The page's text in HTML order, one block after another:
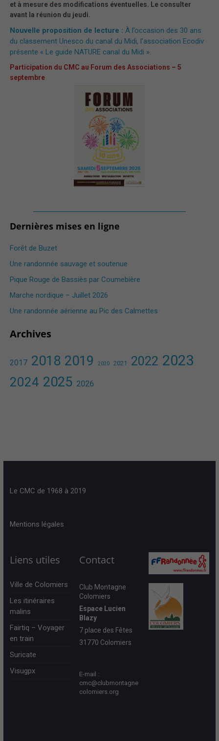
et à mesure des modifications éventuelles. Le consulter
avant la réunion du jeudi.
Nouvelle proposition de lecture : À l’occasion des 30 ans
du classement Unesco du canal du Midi, l’association Ecodiv
présente « Le guide NATURE canal du Midi ».
Participation du CMC au Forum des Associations – 5
septembre
Dernières mises en ligne
Forêt de Buzet
Une randonnée sauvage et soutenue
Pique Rouge de Bassiès par Coumebière
Marche nordique – Juillet 2026
Une randonnée aérienne au Pic des Calmettes ​
Archives
2017 2018 2019 2020 2021 2022 2023
2024 2025 2026
Le CMC de 1968 à 2019
Mentions légales
Liens utiles
Ville de Colomiers
Les itinéraires
malins
Fairtiq – Voyager
en train
Suricate
Visugpx
Contact
Club Montagne
Colomiers
Espace Lucien
Blazy
7 place des Fêtes
31770 Colomiers
E-mail :
cmc@clubmontagne
colomiers.org